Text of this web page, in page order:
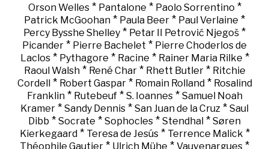
Orson Welles* Pantalone * Paolo Sorrentino *
Patrick McGoohan * Paula Beer * Paul Verlaine *
Percy Bysshe Shelley * Petar II Petrović Njegoš *
Picander * Pierre Bachelet * Pierre Choderlos de
Laclos* Pythagore * Racine * Rainer Maria Rilke *
Raoul Walsh* René Char* Rhett Butler* Ritchie
Cordell * Robert Gaspar* Romain Rolland* Rosalind
Franklin* Rutebeuf* S. Ioannes* Samuel Noah
Kramer * Sandy Dennis * San Juan de la Cruz * Saul
Dibb * Socrate * Sophocles * Stendhal * Søren
Kierkegaard* Teresa de Jesús* Terrence Malick *
Théophile Gautier * Ulrich Mühe * Vauvenargues *